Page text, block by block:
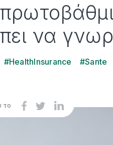
να
#HealthInsurance #Sante
το